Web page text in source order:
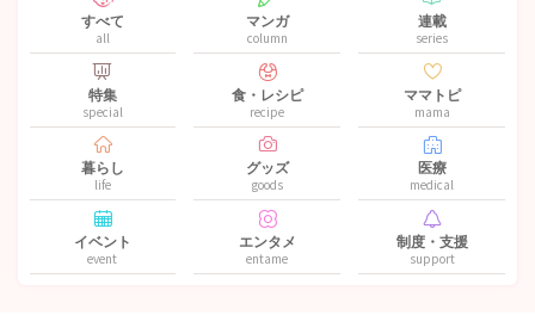
すべて
all
マンガ
column
連載
series
特集
special
食・レシピ
recipe
ママトピ
mama
暮らし
life
グッズ
goods
医療
medical
イベント
event
エンタメ
entame
制度・支援
support